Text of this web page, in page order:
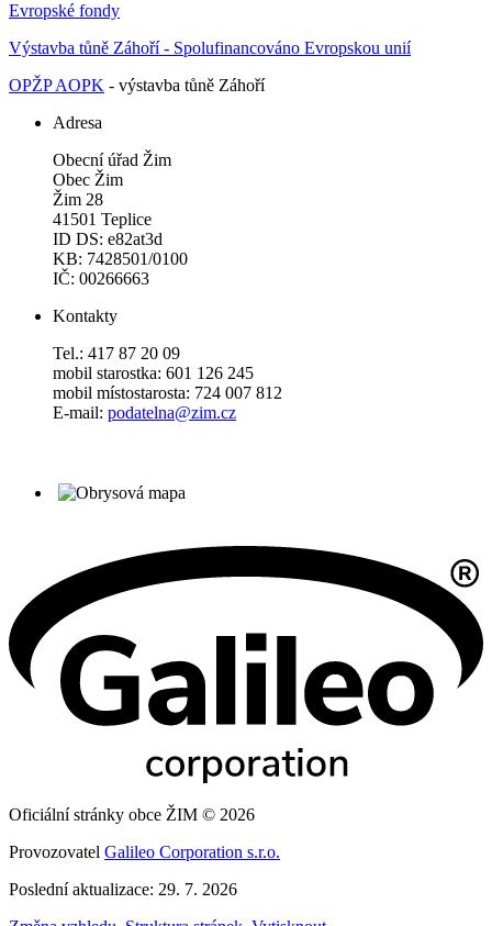
Evropské fondy
Výstavba tůně Záhoří - Spolufinancováno Evropskou unií
OPŽP AOPK - výstavba tůně Záhoří
Adresa
Obecní úřad Žim
Obec Žim
Žim 28
41501 Teplice
ID DS: e82at3d
KB: 7428501/0100
IČ: 00266663
Kontakty
Tel.: 417 87 20 09
mobil starostka: 601 126 245
mobil místostarosta: 724 007 812
E-mail: podatelna@zim.cz
Oficiální stránky obce ŽIM © 2026
Provozovatel Galileo Corporation s.r.o.
Poslední aktualizace: 29. 7. 2026